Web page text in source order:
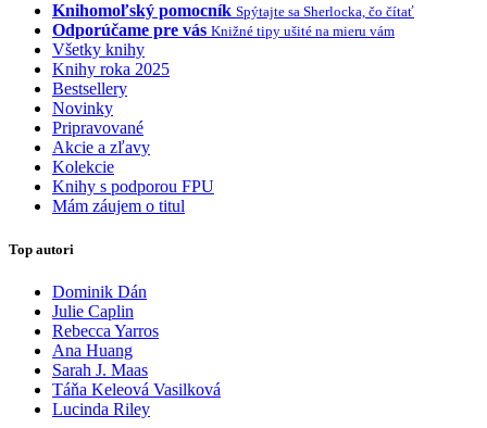
Knihomoľský pomocník Spýtajte sa Sherlocka, čo čítať
Odporúčame pre vás Knižné tipy ušité na mieru vám
Všetky knihy
Knihy roka 2025
Bestsellery
Novinky
Pripravované
Akcie a zľavy
Kolekcie
Knihy s podporou FPU
Mám záujem o titul
Top autori
Dominik Dán
Julie Caplin
Rebecca Yarros
Ana Huang
Sarah J. Maas
Táňa Keleová Vasilková
Lucinda Riley